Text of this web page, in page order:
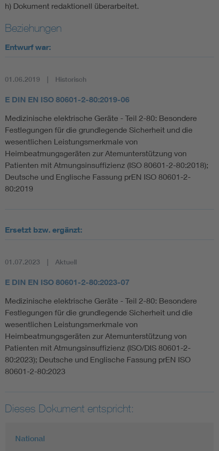
h) Dokument redaktionell überarbeitet.
Beziehungen
Entwurf war:
01.06.2019 Historisch
E DIN EN ISO 80601-2-80:2019-06
Medizinische elektrische Geräte - Teil 2-80: Besondere
Festlegungen für die grundlegende Sicherheit und die
wesentlichen Leistungsmerkmale von
Heimbeatmungsgeräten zur Atemunterstützung von
Patienten mit Atmungsinsuffizienz (ISO 80601-2-80:2018);
Deutsche und Englische Fassung prEN ISO 80601-2-
80:2019
Ersetzt bzw. ergänzt:
01.07.2023 Aktuell
E DIN EN ISO 80601-2-80:2023-07
Medizinische elektrische Geräte - Teil 2-80: Besondere
Festlegungen für die grundlegende Sicherheit und die
wesentlichen Leistungsmerkmale von
Heimbeatmungsgeräten zur Atemunterstützung von
Patienten mit Atmungsinsuffizienz (ISO/DIS 80601-2-
80:2023); Deutsche und Englische Fassung prEN ISO
80601-2-80:2023
Dieses Dokument entspricht:
National